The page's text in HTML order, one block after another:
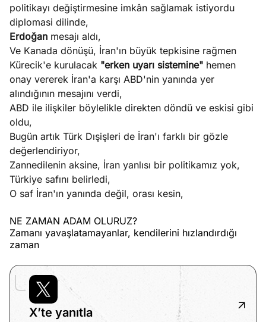
politikayı değiştirmesine imkân sağlamak istiyordu
diplomasi dilinde,
Erdoğan mesajı aldı,
Ve Kanada dönüşü, İran'ın büyük tepkisine rağmen
Kürecik'e kurulacak "erken uyarı sistemine" hemen
onay vererek İran'a karşı ABD'nin yanında yer
alındığının mesajını verdi,
ABD ile ilişkiler böylelikle direkten döndü ve eskisi gibi
oldu,
Bugün artık Türk Dışişleri de İran'ı farklı bir gözle
değerlendiriyor,
Zannedilenin aksine, İran yanlısı bir politikamız yok,
Türkiye safını belirledi,
O saf İran'ın yanında değil, orası kesin,
NE ZAMAN ADAM OLURUZ?
Zamanı yavaşlatamayanlar, kendilerini hızlandırdığı
zaman
X’te yanıtla